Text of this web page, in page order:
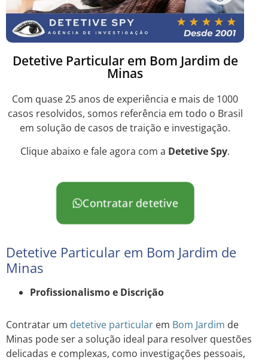
Detetive Particular em Bom Jardim de
Minas
Com quase 25 anos de experiência e mais de 1000
casos resolvidos, somos referência em todo o Brasil
em solução de casos de traição e investigação.
Clique abaixo e fale agora com a Detetive Spy.
Contratar detetive
Detetive Particular em Bom Jardim de
Minas
Profissionalismo e Discrição
Contratar um detetive particular em Bom Jardim de
Minas pode ser a solução ideal para resolver questões
delicadas e complexas, como investigações pessoais,